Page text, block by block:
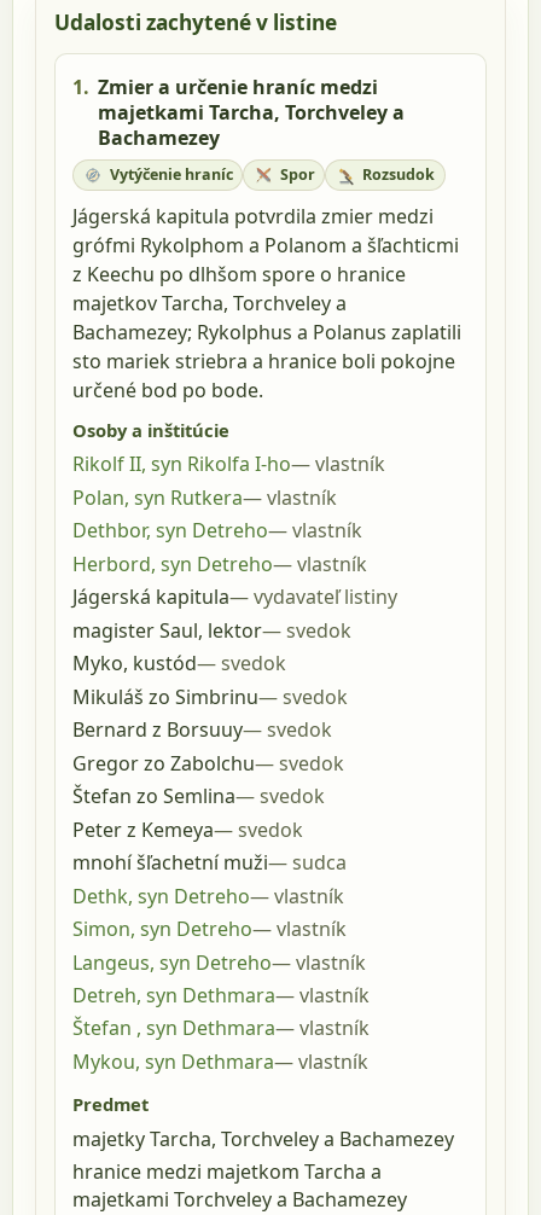
Udalosti zachytené v listine
1. Zmier a určenie hraníc medzi
majetkami Tarcha, Torchveley a
Bachamezey
Vytýčenie hraníc Spor Rozsudok
Jágerská kapitula potvrdila zmier medzi
grófmi Rykolphom a Polanom a šľachticmi
z Keechu po dlhšom spore o hranice
majetkov Tarcha, Torchveley a
Bachamezey; Rykolphus a Polanus zaplatili
sto mariek striebra a hranice boli pokojne
určené bod po bode.
Osoby a inštitúcie
Rikolf II, syn Rikolfa I-ho
vlastník
Polan, syn Rutkera
vlastník
Dethbor, syn Detreho
vlastník
Herbord, syn Detreho
vlastník
Jágerská kapitula
vydavateľ listiny
magister Saul, lektor
svedok
Myko, kustód
svedok
Mikuláš zo Simbrinu
svedok
Bernard z Borsuuy
svedok
Gregor zo Zabolchu
svedok
Štefan zo Semlina
svedok
Peter z Kemeya
svedok
mnohí šľachetní muži
sudca
Dethk, syn Detreho
vlastník
Simon, syn Detreho
vlastník
Langeus, syn Detreho
vlastník
Detreh, syn Dethmara
vlastník
Štefan , syn Dethmara
vlastník
Mykou, syn Dethmara
vlastník
Predmet
majetky Tarcha, Torchveley a Bachamezey
hranice medzi majetkom Tarcha a
majetkami Torchveley a Bachamezey